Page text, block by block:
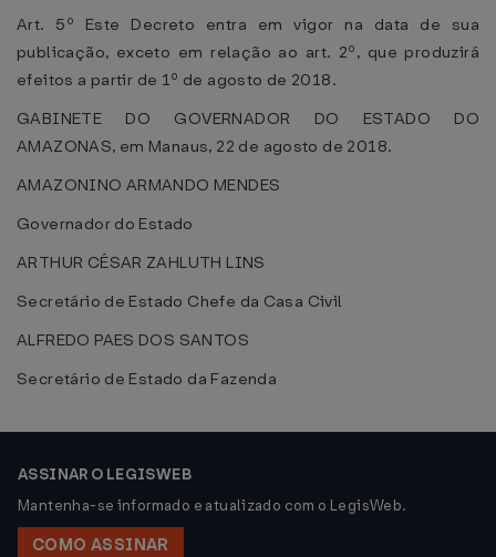
Art. 5º Este Decreto entra em vigor na data de sua
publicação, exceto em relação ao art. 2º, que produzirá
efeitos a partir de 1º de agosto de 2018.
GABINETE DO GOVERNADOR DO ESTADO DO
AMAZONAS, em Manaus, 22 de agosto de 2018.
AMAZONINO ARMANDO MENDES
Governador do Estado
ARTHUR CÉSAR ZAHLUTH LINS
Secretário de Estado Chefe da Casa Civil
ALFREDO PAES DOS SANTOS
Secretário de Estado da Fazenda
ASSINAR O LEGISWEB
Mantenha-se informado e atualizado com o LegisWeb.
COMO ASSINAR